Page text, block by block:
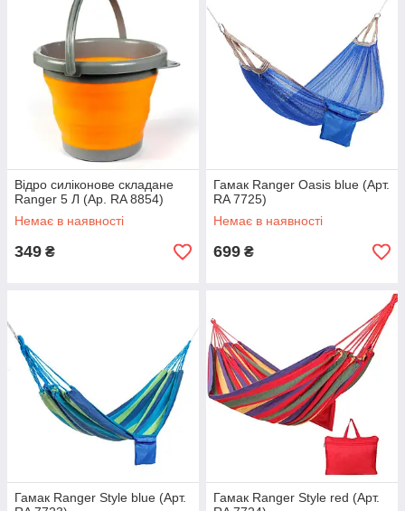
Відро силіконове складане
Ranger 5 Л (Ар. RA 8854)
Немає в наявності
349 ₴
Гамак Ranger Oasis blue (Арт.
RA 7725)
Немає в наявності
699 ₴
Гамак Ranger Style blue (Арт.
Гамак Ranger Style red (Арт.